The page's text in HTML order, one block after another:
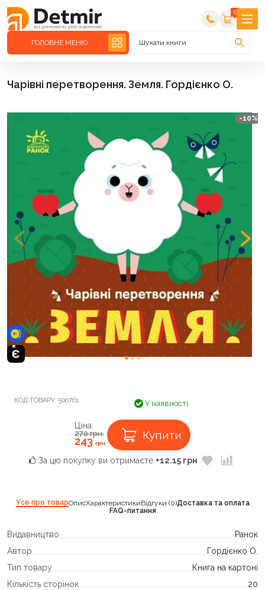
0
ГОЛОВНЕ МЕНЮ Шукати книги
Чарівні перетворення. Земля. Гордієнко О.
-10%
КОД ТОВАРУ: 500761 У наявності
Ціна:
270грн.
243грн.
Купити
За цю покупку ви отримаєте +12.15 грн
Усе про товарОписХарактеристикиВідгуки (0)Доставка та оплата
FAQ-питання
Видавництво
Ранок
Автор
Гордієнко О.
Тип товару
Книга на картоні
Кількість сторінок
20